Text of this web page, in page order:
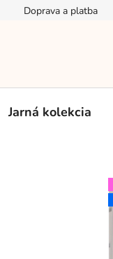
Doprava a platba
Jarná kolekcia